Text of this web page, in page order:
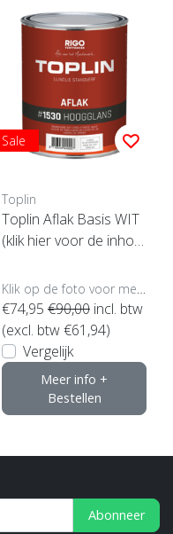
Sale
Toplin
Toplin Aflak Basis WIT
(klik hier voor de inhou
€74,95 €90,00 incl. btw
(excl. btw €61,94)
Vergelijk
Meer info +
Bestellen
Abonneer